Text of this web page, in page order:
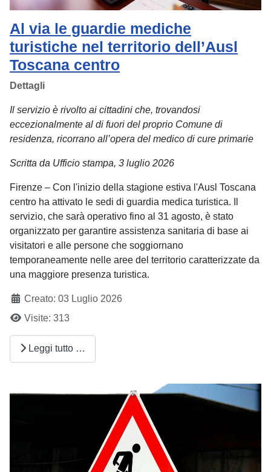
Al via le guardie mediche
turistiche nel territorio dell’Ausl
Toscana centro
Dettagli
Il servizio è rivolto ai cittadini che, trovandosi
eccezionalmente al di fuori del proprio Comune di
residenza, ricorrano all’opera del medico di cure primarie
Scritta da Ufficio stampa, 3 luglio 2026
Firenze – Con l'inizio della stagione estiva l'Ausl Toscana
centro ha attivato le sedi di guardia medica turistica. Il
servizio, che sarà operativo fino al 31 agosto, è stato
organizzato per garantire assistenza sanitaria di base ai
visitatori e alle persone che soggiornano
temporaneamente nelle aree del territorio caratterizzate da
una maggiore presenza turistica.
Creato: 03 Luglio 2026
Visite: 313
Leggi tutto …